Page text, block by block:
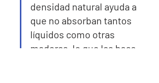
densidad natural ayuda a
que no absorban tantos
líquidos como otras
maderas, lo que las hace